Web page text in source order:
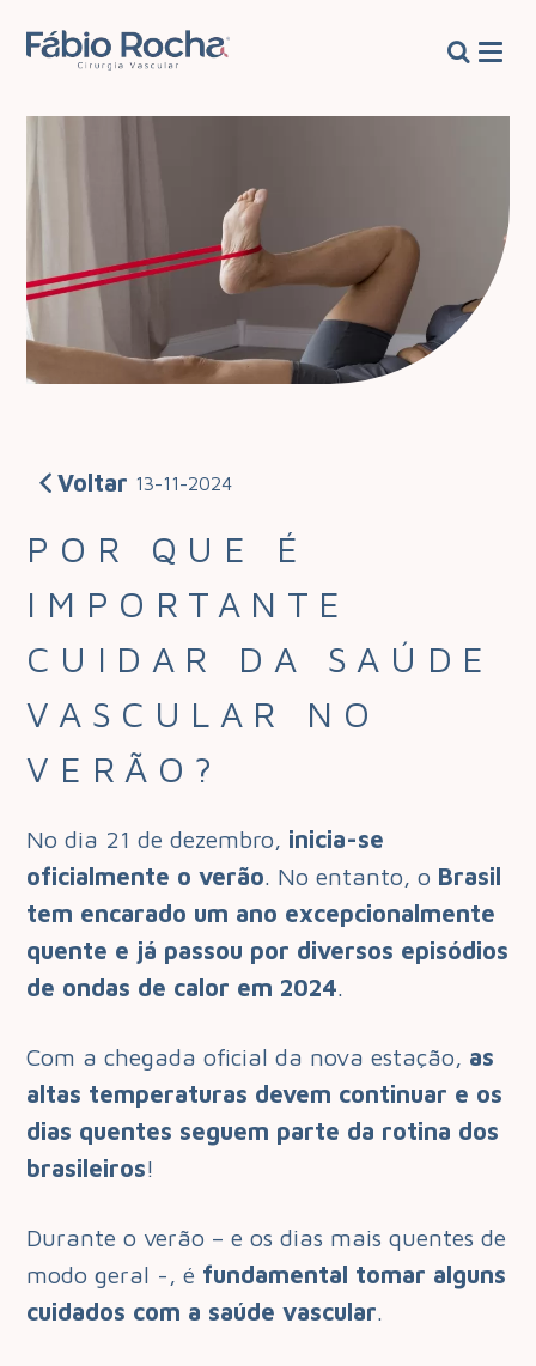
Voltar 13-11-2024
POR QUE É
IMPORTANTE
CUIDAR DA SAÚDE
VASCULAR NO
VERÃO?
No dia 21 de dezembro, inicia-se
oficialmente o verão. No entanto, o Brasil
tem encarado um ano excepcionalmente
quente e já passou por diversos episódios
de ondas de calor em 2024.
Com a chegada oficial da nova estação, as
altas temperaturas devem continuar e os
dias quentes seguem parte da rotina dos
brasileiros!
Durante o verão – e os dias mais quentes de
modo geral -, é fundamental tomar alguns
cuidados com a saúde vascular.